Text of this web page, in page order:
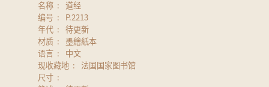
名称
道经
编号
P.2213
年代
待更新
材质
墨繪紙本
语言
中文
现收藏地
法国国家图书馆
尺寸